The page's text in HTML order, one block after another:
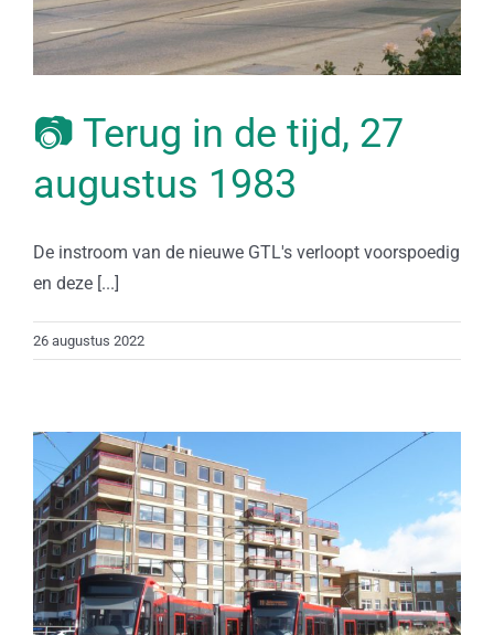
📷 Terug in de tijd, 27
augustus 1983
De instroom van de nieuwe GTL's verloopt voorspoedig
en deze [...]
26 augustus 2022